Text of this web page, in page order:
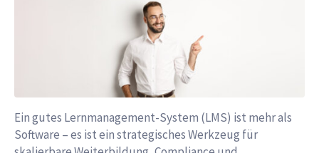
Ein gutes Lernmanagement-System (LMS) ist mehr als
Software – es ist ein strategisches Werkzeug für